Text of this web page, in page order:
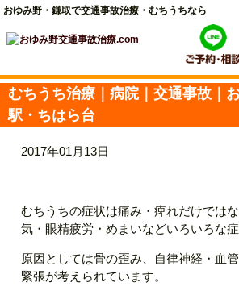
おゆみ野・鎌取で交通事故治療・むちうちなら
むちうち治療｜病院｜交通事故｜
駅・ちはら台
2017年01月13日
むちうちの症状は痛み・痺れだけでは
気・眼精疲労・めまいなどいろいろな症
原因としては骨の歪み、自律神経・血
緊張が考えられています。